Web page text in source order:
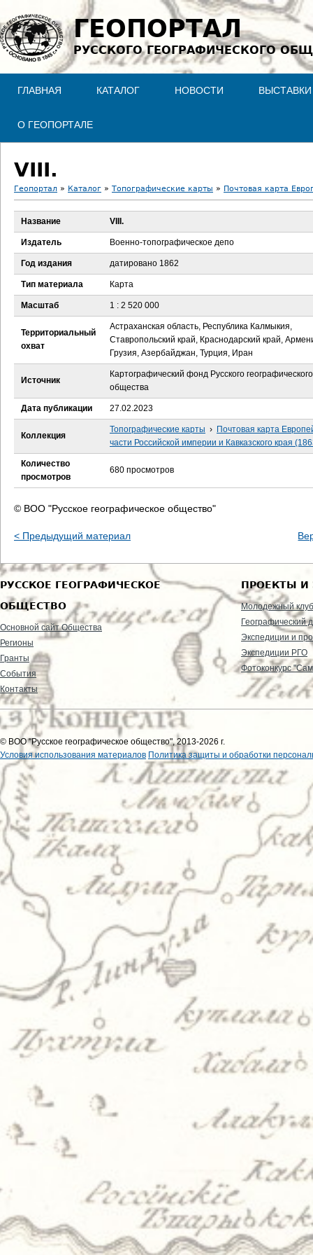
Jump to navigation
ГЕОПОРТАЛ
РУССКОГО ГЕОГРАФИЧЕСКОГО
ГЛАВНАЯ КАТАЛОГ НОВОСТИ ВЫСТАВКИ
О ГЕОПОРТАЛЕ
VIII.
В
ы
д
е
с
ь
Геопортал » Каталог » Топографические карты » Почтовая карта
Название VIII.
Издатель Военно-топографическое депо
Год издания датировано 1862
Тип материала Карта
Масштаб 1 : 2 520 000
Территориальный
охват
Астраханская область, Республика Калмыкия,
Ставропольский край, Краснодарский край,
Грузия, Азербайджан, Турция, Иран
Источник
Картографический фонд Русского географического
общества
Дата публикации 27.02.2023
Коллекция
Топографические карты › Почтовая карта
части Российской империи и Кавказского края
Количество
просмотров
680 просмотров
© ВОО "Русское географическое общество"
< Предыдущий материал
РУССКОЕ ГЕОГРАФИЧЕСКОЕ
ОБЩЕСТВО
Основной сайт Общества
Регионы
Гранты
События
Контакты
ПРОЕКТЫ И
Молодежный клуб
Географический
Экспедиции и
Экспедиции РГО
Фотоконкурс
© ВОО "Русское географическое общество", 2013-2026 г.
Условия использования материалов Политика защиты и обработки